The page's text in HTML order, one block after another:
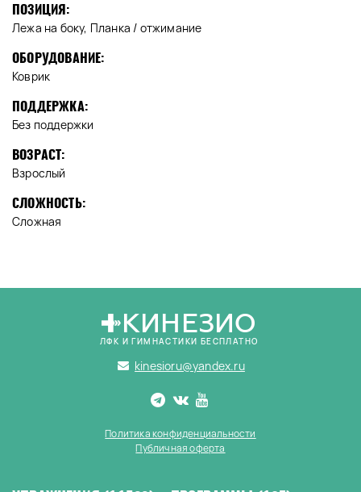
ПОЗИЦИЯ:
Лежа на боку, Планка / отжимание
ОБОРУДОВАНИЕ:
Коврик
ПОДДЕРЖКА:
Без поддержки
ВОЗРАСТ:
Взрослый
СЛОЖНОСТЬ:
Сложная
КИНЕЗИО
ЛФК И ГИМНАСТИКИ БЕСПЛАТНО
kinesioru@yandex.ru
Политика конфиденциальности
Публичная оферта